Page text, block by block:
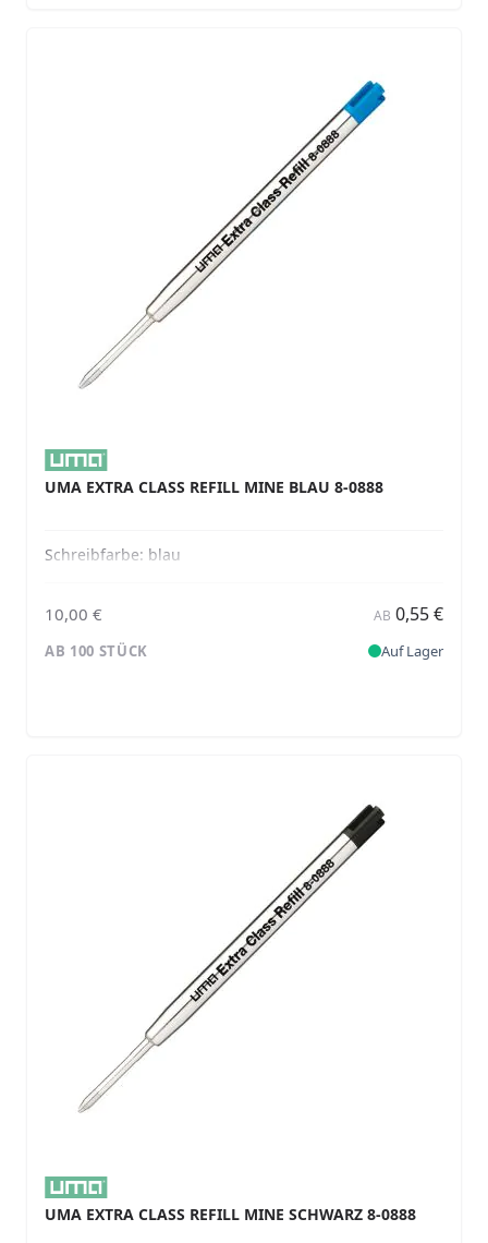
UMA EXTRA CLASS REFILL MINE BLAU 8-0888
Schreibfarbe: blau
10,00 € AB 0,55 €
AB 100 STÜCK Auf Lager
UMA EXTRA CLASS REFILL MINE SCHWARZ 8-0888